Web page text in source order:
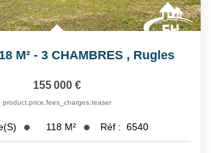
M² - 3 CHAMBRES , Rugles
155 000 €
product.price.fees_charges.teaser
118 M² Réf : 6540